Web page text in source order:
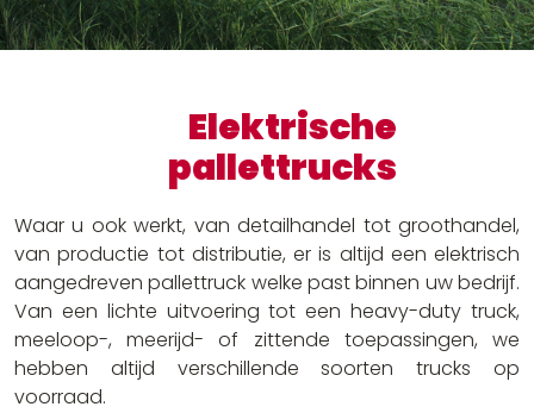
Ruw terrein heftrucks
Batterijen en laders
Elektrische
pallettrucks
Waar u ook werkt, van detailhandel tot groothandel,
van productie tot distributie, er is altijd een elektrisch
aangedreven pallettruck welke past binnen uw bedrijf.
Van een lichte uitvoering tot een heavy-duty truck,
meeloop-, meerijd- of zittende toepassingen, we
hebben altijd verschillende soorten trucks op
voorraad.